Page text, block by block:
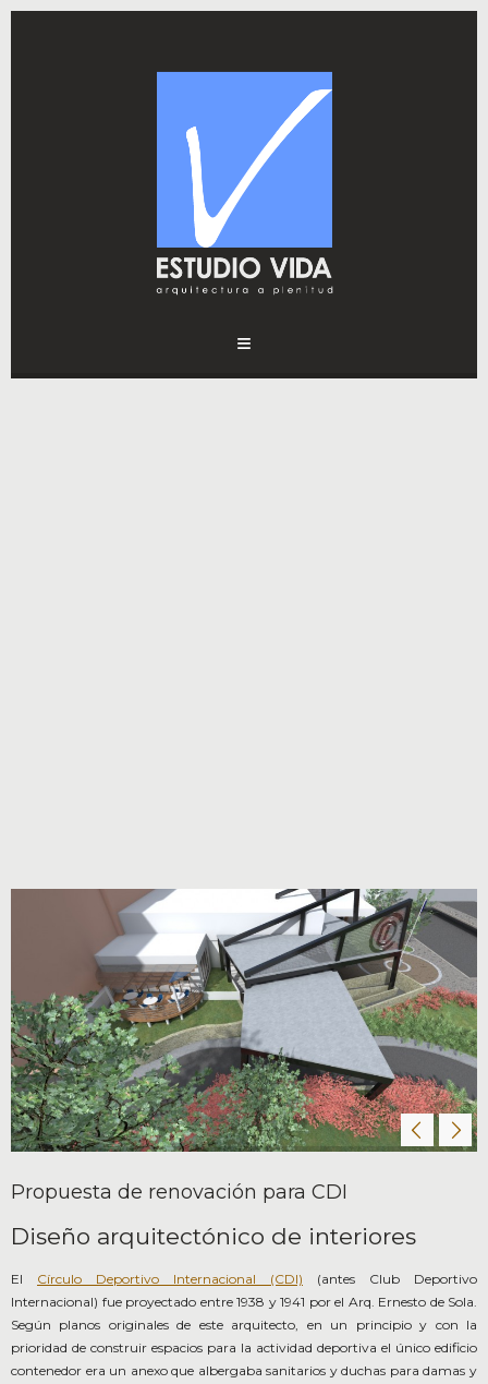
Propuesta de renovación para CDI
Diseño arquitectónico de interiores
El Círculo Deportivo Internacional (CDI) (antes Club Deportivo
Internacional) fue proyectado entre 1938 y 1941 por el Arq. Ernesto de Sola.
Según planos originales de este arquitecto, en un principio y con la
prioridad de construir espacios para la actividad deportiva el único edificio
contenedor era un anexo que albergaba sanitarios y duchas para damas y